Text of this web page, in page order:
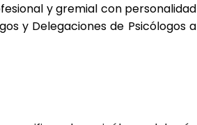
y gremial con personalidad
y Delegaciones de Psicólogos a